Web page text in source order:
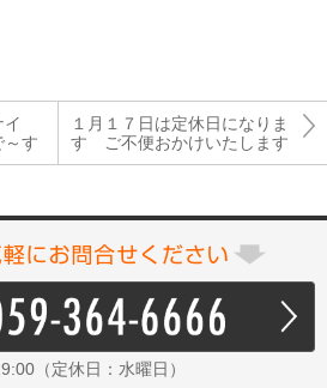
す
１月１７日は定休日になりま
す ご不便おかけいたします
（定休日：水曜日）